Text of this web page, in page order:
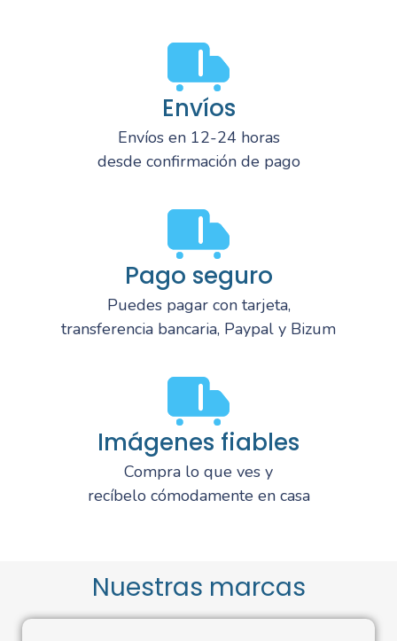
Envíos
Envíos en 12-24 horas
desde confirmación de pago
Pago seguro
Puedes pagar con tarjeta,
transferencia bancaria, Paypal y Bizum
Imágenes fiables
Compra lo que ves y
recíbelo cómodamente en casa
Nuestras marcas